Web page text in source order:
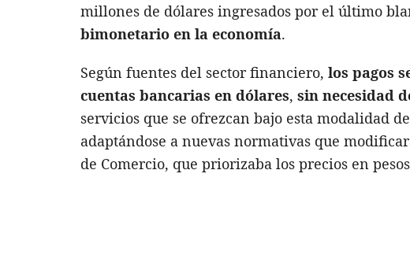
millones de dólares ingresados por el último
bimonetario en la economía.
Según fuentes del sector financiero, los pagos
cuentas bancarias en dólares, sin necesidad
servicios que se ofrezcan bajo esta modalidad
adaptándose a nuevas normativas que
de Comercio, que priorizaba los precios en